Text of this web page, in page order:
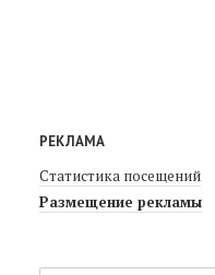
РЕКЛАМА
Статистика посещений
Размещение рекламы